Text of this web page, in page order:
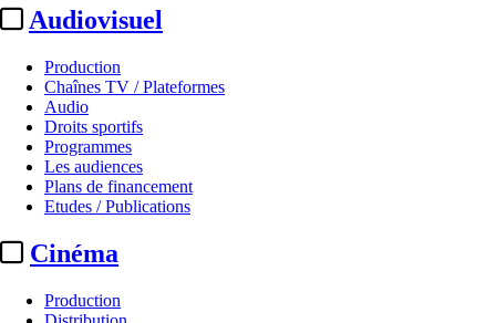
Audiovisuel
Production
Chaînes TV / Plateformes
Audio
Droits sportifs
Programmes
Les audiences
Plans de financement
Etudes / Publications
Cinéma
Production